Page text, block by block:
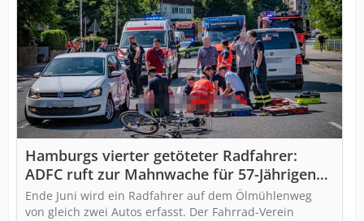
Hamburgs vierter getöteter Radfahrer:
ADFC ruft zur Mahnwache für 57-Jährigen
auf
Ende Juni wird ein Radfahrer auf dem Ölmühlenweg
von gleich zwei Autos erfasst. Der Fahrrad-Verein